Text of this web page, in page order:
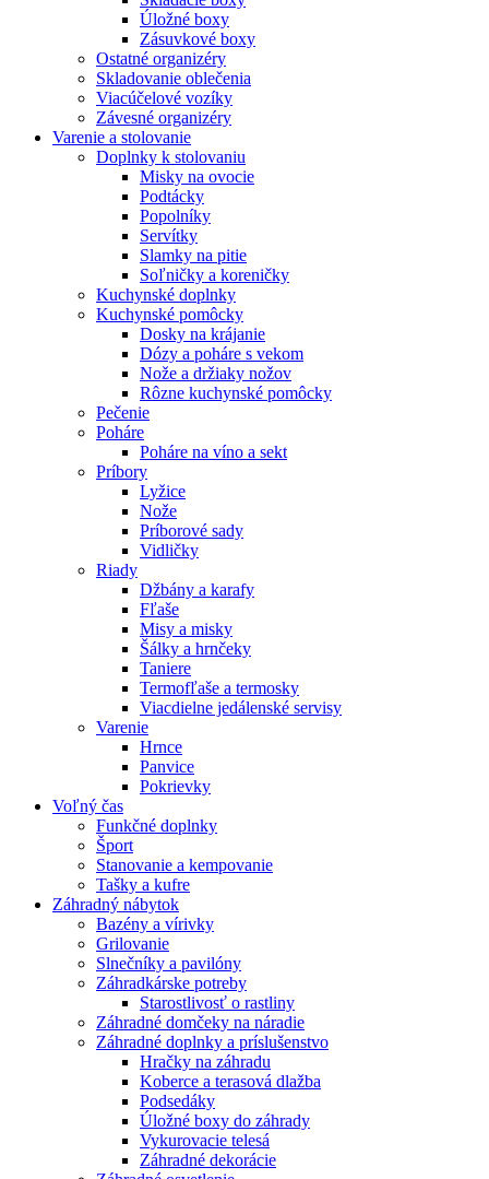
Úložné boxy
Zásuvkové boxy
Ostatné organizéry
Skladovanie oblečenia
Viacúčelové vozíky
Závesné organizéry
Varenie a stolovanie
Doplnky k stolovaniu
Misky na ovocie
Podtácky
Popolníky
Servítky
Slamky na pitie
Soľničky a koreničky
Kuchynské doplnky
Kuchynské pomôcky
Dosky na krájanie
Dózy a poháre s vekom
Nože a držiaky nožov
Rôzne kuchynské pomôcky
Pečenie
Poháre
Poháre na víno a sekt
Príbory
Lyžice
Nože
Príborové sady
Vidličky
Riady
Džbány a karafy
Fľaše
Misy a misky
Šálky a hrnčeky
Taniere
Termofľaše a termosky
Viacdielne jedálenské servisy
Varenie
Hrnce
Panvice
Pokrievky
Voľný čas
Funkčné doplnky
Šport
Stanovanie a kempovanie
Tašky a kufre
Záhradný nábytok
Bazény a vírivky
Grilovanie
Slnečníky a pavilóny
Záhradkárske potreby
Starostlivosť o rastliny
Záhradné domčeky na náradie
Záhradné doplnky a príslušenstvo
Hračky na záhradu
Koberce a terasová dlažba
Podsedáky
Úložné boxy do záhrady
Vykurovacie telesá
Záhradné dekorácie